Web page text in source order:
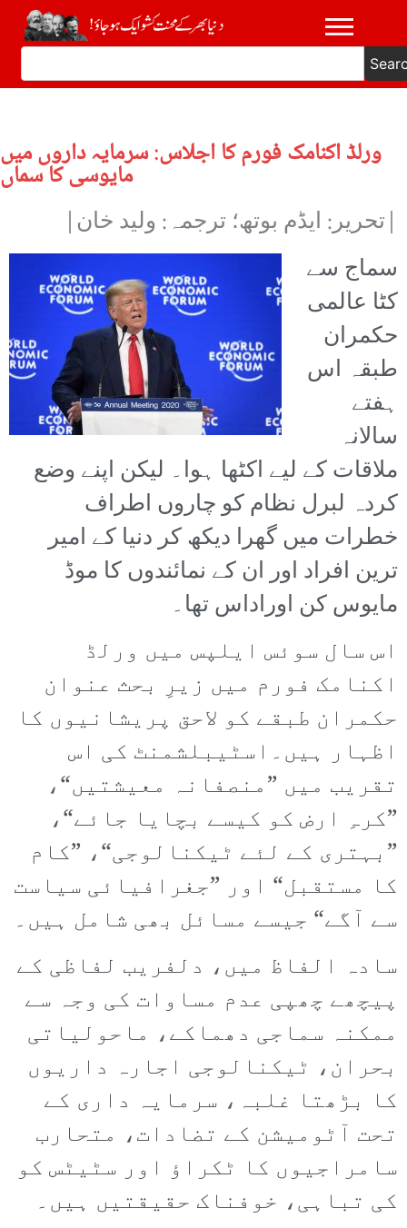
ورلڈ اکنامک فورم کا اجلاس: سرمایہ داروں میں
مایوسی کا سماں
|تحریر: ایڈم بوتھ؛ ترجمہ: ولید خان|
سماج سے
کٹا عالمی
حکمران
طبقہ اس
ہفتے
سالانہ
ملاقات کے لیے اکٹھا ہوا۔ لیکن اپنے وضع
کردہ لبرل نظام کو چاروں اطراف
خطرات میں گھرا دیکھ کر دنیا کے امیر
ترین افراد اور ان کے نمائندوں کا موڈ
مایوس کن اوراداس تھا۔
اس سال سوئس ایلپس میں ورلڈ
اکنامک فورم میں زیرِ بحث عنوان
حکمران طبقے کو لاحق پریشانیوں کا
اظہار ہیں۔اسٹیبلشمنٹ کی اس
تقریب میں ”منصفانہ معیشتیں“،
”کرہِ ارض کو کیسے بچایا جائے“،
”بہتری کے لئے ٹیکنالوجی“، ”کام
کا مستقبل“ اور ”جغرافیائی سیاست
سے آگے“ جیسے مسائل بھی شامل ہیں۔
سادہ الفاظ میں، دلفریب لفاظی کے
پیچھے چھپی عدم مساوات کی وجہ سے
ممکنہ سماجی دھماکے، ماحولیاتی
بحران، ٹیکنالوجی اجارہ داریوں
کا بڑھتا غلبہ، سرمایہ داری کے
تحت آٹومیشن کے تضادات، متحارب
سامراجیوں کا ٹکراؤ اور سٹیٹس کو
کی تباہی، خوفناک حقیقتیں ہیں۔